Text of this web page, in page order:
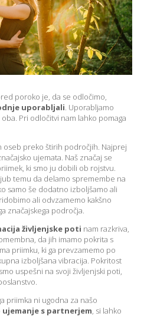
poroko je, da se odločimo,
uporabljali. Uporabljamo
Pri odločitvi nam lahko pomaga
oseb preko štirih področjih. Najprej
ujemata. Naš značaj se
ki smo ju dobili ob rojstvu.
temu da delamo spremembe na
samo še dodatno izboljšamo ali
ali odvzamemo kakšno
značajskega področja.
življenjske poti nam razkriva,
da jih imamo pokrita s
priimku, ki ga prevzamemo po
izboljšana vibracija. Pokritost
uspešni na svoji življenjski poti,
priimka ni ugodna za našo
ujemanje s partnerjem, si lahko